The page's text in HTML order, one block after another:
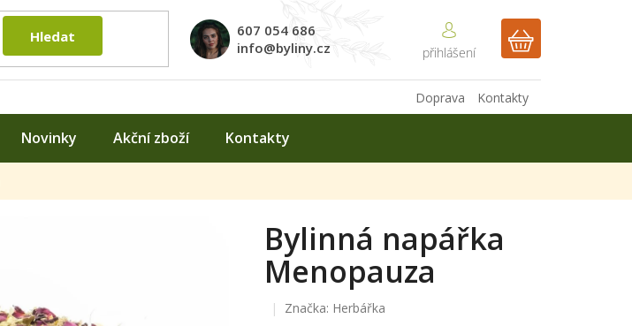
Hledat
607 054 686
info@byliny.cz
NÁKUPNÍ
Kontakty
Doprava
Novinky Akční zboží Kontakty
Bylinná napářka
Menopauza
Značka: Herbářka